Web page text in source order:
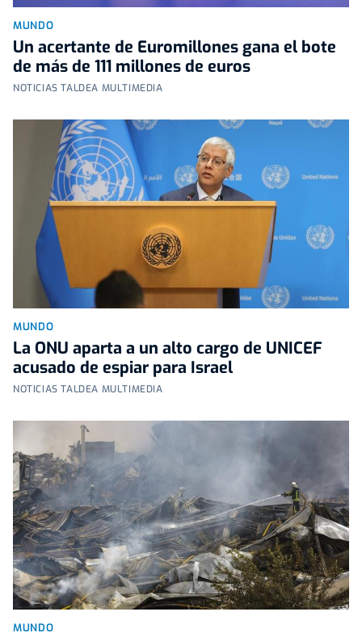
MUNDO
Un acertante de Euromillones gana el bote
de más de 111 millones de euros
NOTICIAS TALDEA MULTIMEDIA
MUNDO
La ONU aparta a un alto cargo de UNICEF
acusado de espiar para Israel
NOTICIAS TALDEA MULTIMEDIA
MUNDO